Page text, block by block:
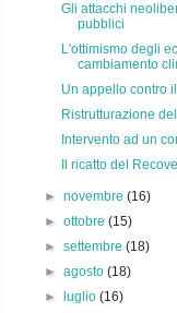
Gli attacchi
pubblici
L'ottimismo degli
cambiamento
Un appello contro
Ristrutturazione
Intervento ad un
Il ricatto del
►novembre(16)
►ottobre(15)
►settembre(18)
►agosto(18)
►
luglio(16)